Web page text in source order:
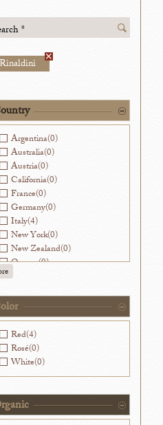
*
Rinaldini
Argentina(0)
Australia(0)
Austria(0)
California(0)
France(0)
Germany(0)
Italy(4)
New York(0)
New Zealand(0)
Oregon(0)
Slovenia
Virginia(0)
Washington(0)
Red(4)
Rosé(0)
White(0)